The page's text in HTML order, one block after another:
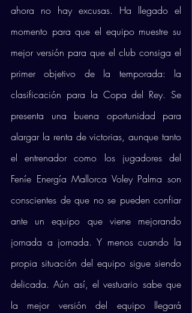
ahora no hay excusas. Ha llegado el
momento para que el equipo muestre su
mejor versión para que el club consiga el
primer objetivo de la temporada: la
clasificación para la Copa del Rey. Se
presenta una buena oportunidad para
alargar la renta de victorias, aunque tanto
el entrenador como los jugadores del
Feníe Energía Mallorca Voley Palma son
conscientes de que no se pueden confiar
ante un equipo que viene mejorando
jornada a jornada. Y menos cuando la
propia situación del equipo sigue siendo
delicada. Aún así, el vestuario sabe que
la mejor versión del equipo llegará